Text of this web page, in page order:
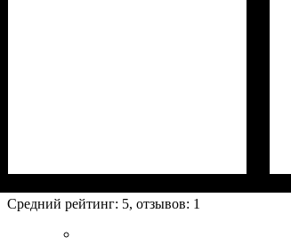
Средний рейтинг: 5, отзывов: 1